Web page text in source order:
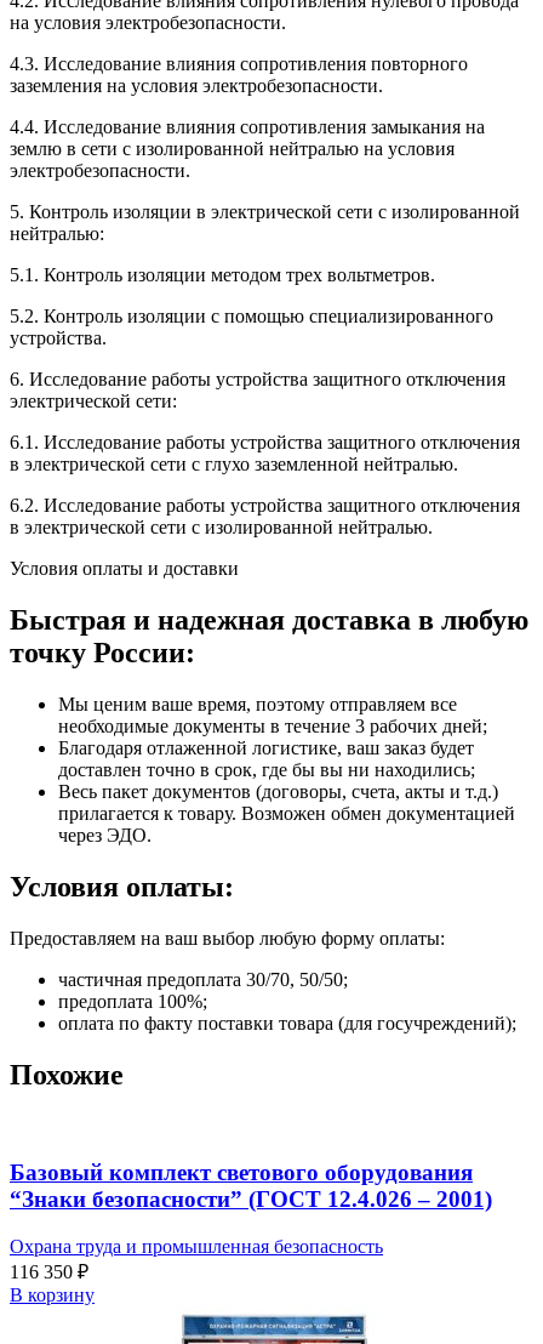
на условия электробезопасности.
4.3. Исследование влияния сопротивления повторного
заземления на условия электробезопасности.
4.4. Исследование влияния сопротивления замыкания на
землю в сети с изолированной нейтралью на условия
электробезопасности.
5. Контроль изоляции в электрической сети с изолированной
нейтралью:
5.1. Контроль изоляции методом трех вольтметров.
5.2. Контроль изоляции с помощью специализированного
устройства.
6. Исследование работы устройства защитного отключения
электрической сети:
6.1. Исследование работы устройства защитного отключения
в электрической сети с глухо заземленной нейтралью.
6.2. Исследование работы устройства защитного отключения
в электрической сети с изолированной нейтралью.
Условия оплаты и доставки
Быстрая и надежная доставка в любую
точку России:
Мы ценим ваше время, поэтому отправляем все
необходимые документы в течение 3 рабочих дней;
Благодаря отлаженной логистике, ваш заказ будет
доставлен точно в срок, где бы вы ни находились;
Весь пакет документов (договоры, счета, акты и т.д.)
прилагается к товару. Возможен обмен документацией
через ЭДО.
Условия оплаты:
Предоставляем на ваш выбор любую форму оплаты:
частичная предоплата 30/70, 50/50;
предоплата 100%;
оплата по факту поставки товара (для госучреждений);
Похожие
Базовый комплект светового оборудования
“Знаки безопасности” (ГОСТ 12.4.026 – 2001)
Охрана труда и промышленная безопасность
116 350 ₽
В корзину